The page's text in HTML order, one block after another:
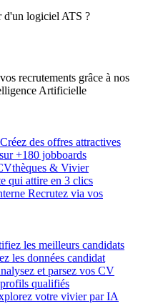
d'un logiciel ATS ?
recrutements grâce à nos
Artificielle
Créez des offres attractives
+180 jobboards
& Vivier
qui attire en 3 clics
Recrutez via vos
les meilleurs candidats
les données candidat
et parsez vos CV
qualifiés
votre vivier par IA